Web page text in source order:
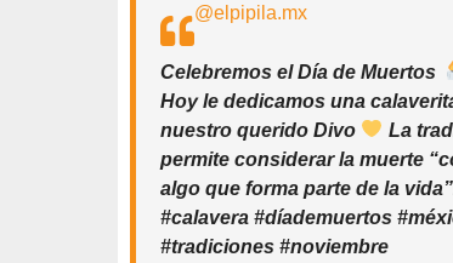
@elpipila.mx
Celebremos el Día de Muertos
Hoy le dedicamos una
nuestro querido Divo
La
permite considerar la muerte
algo que forma parte de la
#calavera #díademuertos
#tradiciones #noviembre